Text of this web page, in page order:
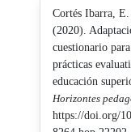
Cortés Ibarra,
(2020).
cuestionario
prácticas
educación
Horizontes
https://doi.org/